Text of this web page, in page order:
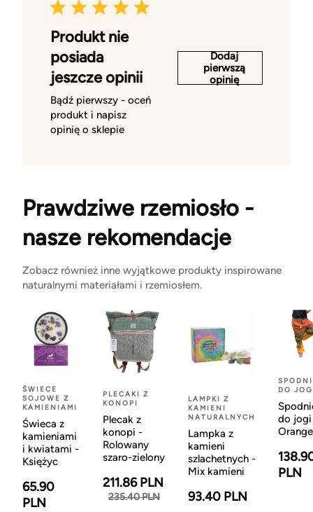
Produkt nie
posiada
jeszcze opinii
Bądź pierwszy - oceń
produkt i napisz
opinię o sklepie
Dodaj
pierwszą
opinię
Prawdziwe rzemiosło -
nasze rekomendacje
Zobacz również inne wyjątkowe produkty inspirowane
naturalnymi materiałami i rzemiosłem.
ŚWIECE
SOJOWE Z
KAMIENIAMI
Świeca z
kamieniami
i kwiatami -
Księżyc
65.90
PLN
PLECAKI Z
KONOPI
Plecak z
konopi -
Rolowany
szaro-zielony
211.86 PLN
235.40 PLN
LAMPKI Z
KAMIENI
NATURALNYCH
Lampka z
kamieni
szlachetnych -
Mix kamieni
93.40 PLN
DO
do
Orange
PLN